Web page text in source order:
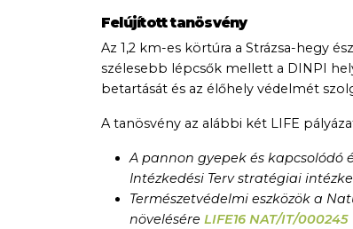
Felújított tanösvény
Az 1,2 km-es körtúra a Strázsa-hegy
szélesebb lépcsők mellett a DINPI
betartását és az élőhely védelmét
A tanösvény az alábbi két LIFE
A pannon gyepek és kapcsolódó
Intézkedési Terv stratégiai
Természetvédelmi eszközök a
növelésére LIFE16 NAT/IT/000245